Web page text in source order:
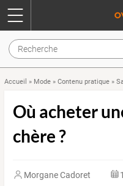
Accueil » Mode » Contenu pratique »
Où acheter
chère ?
Morgane Cadoret